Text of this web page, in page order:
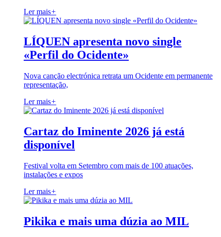
Ler mais+
LÍQUEN apresenta novo single
«Perfil do Ocidente»
Nova canção electrónica retrata um Ocidente em permanente
representação,
Ler mais+
Cartaz do Iminente 2026 já está
disponível
Festival volta em Setembro com mais de 100 atuações,
instalações e expos
Ler mais+
Pikika e mais uma dúzia ao MIL